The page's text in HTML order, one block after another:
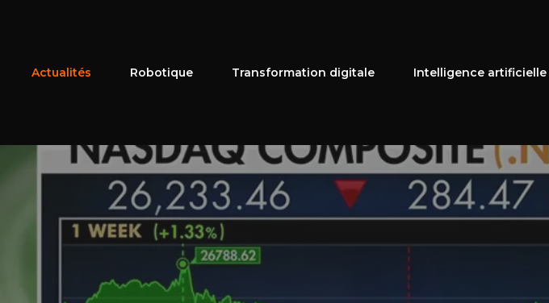
Actualités Robotique Transformation digitale Intelligence artificielle